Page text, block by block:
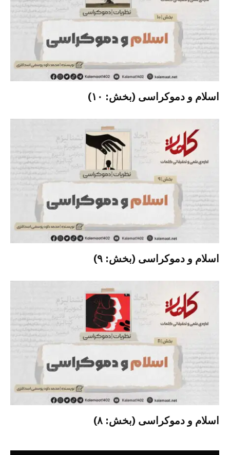
اسلام و دموکراسی (بخش: ۱۰)
اسلام و دموکراسی (بخش: ۹)
اسلام و دموکراسی (بخش: ۸)